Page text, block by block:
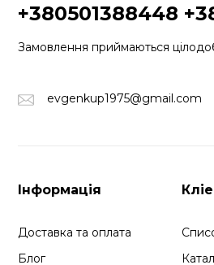
+380501388448
Замовлення приймаються
evgenkup1975@gmail.com
Інформація
Доставка та оплата
Блог